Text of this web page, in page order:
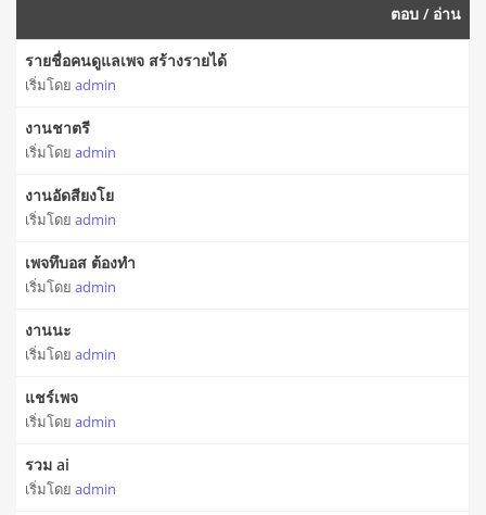
ตอบ / อ่าน
รายชื่อคนดูแลเพจ สร้างรายได้
เริ่มโดย admin
งานชาตรี
เริ่มโดย admin
งานอัดสียงโย
เริ่มโดย admin
เพจทึบอส ต้องทำ
เริ่มโดย admin
งานนะ
เริ่มโดย admin
แชร์เพจ
เริ่มโดย admin
รวม ai
เริ่มโดย admin